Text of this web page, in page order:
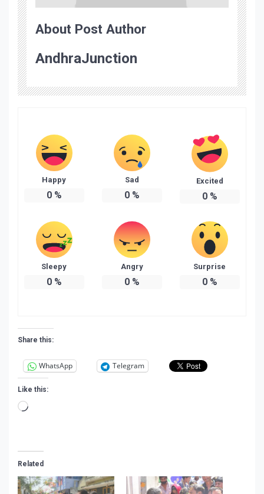
About Post Author
AndhraJunction
Happy
0%
Sad
0%
Excited
0%
Sleepy
0%
Angry
0%
Surprise
0%
Share this:
WhatsApp Telegram
Like this:
Loading…
Related